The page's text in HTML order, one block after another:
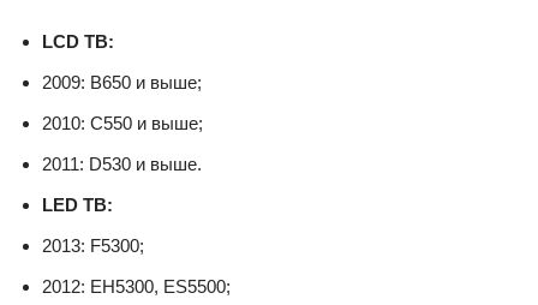
LCD ТВ:
2009: B650 и выше;
2010: C550 и выше;
2011: D530 и выше.
LED ТВ:
2013: F5300;
2012: EH5300, ES5500;